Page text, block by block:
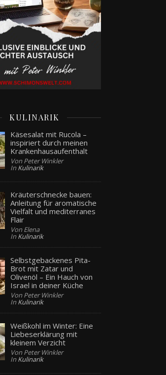
KULINARIK
Käsesalat mit Rucola –
inspiriert durch meinen
Krankenhausaufenthalt
Von Peter Winkler
In Kulinarik
Kräuterschnecke bauen:
Anleitung für aromatische
Vielfalt und mediterranes
Flair
Von Elena
In Kulinarik
Selbstgebackenes Pita-
Brot mit Zatar und
Olivenöl – Ein Hauch von
Israel in deiner Küche
Von Peter Winkler
In Kulinarik
Weißkohl im Winter: Eine
Liebeserklärung mit
kleinem Verzicht
Von Peter Winkler
In Kulinarik